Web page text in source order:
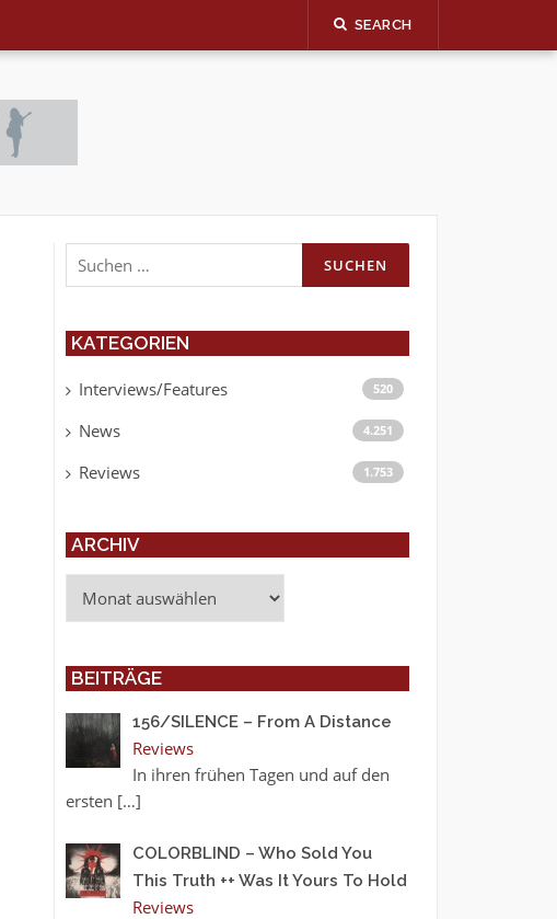
SEARCH
Suchen
nach:
KATEGORIEN
Interviews/Features 520
News 4.251
Reviews 1.753
ARCHIV
BEITRÄGE
156/SILENCE – From A Distance
Reviews
In ihren frühen Tagen und auf den
ersten […]
COLORBLIND – Who Sold You
This Truth ++ Was It Yours To Hold
Reviews